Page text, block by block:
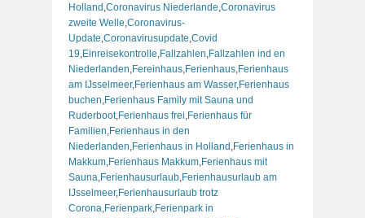
Holland Coronavirus Niederlande Coronavirus
zweite Welle Coronavirus-
Update Coronavirusupdate Covid
19 Einreisekontrolle Fallzahlen Fallzahlen ind en
Niederlanden Fereinhaus Ferienhaus Ferienhaus
am IJsselmeer, Ferienhaus am Wasser, Ferienhaus
buchen Ferienhaus Family mit Sauna und
Ruderboot, Ferienhaus frei Ferienhaus für
Familien Ferienhaus in den
Niederlanden Ferienhaus in Holland Ferienhaus in
Makkum Ferienhaus Makkum Ferienhaus mit
Sauna Ferienhausurlaub Ferienhausurlaub am
IJsselmeer, Ferienhausurlaub trotz
Corona Ferienpark Ferienpark in